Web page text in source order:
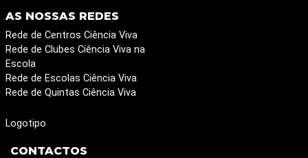
AS NOSSAS REDES
Rede de Centros Ciência Viva
Rede de Clubes Ciência Viva na
Escola
Rede de Escolas Ciência Viva
Rede de Quintas Ciência Viva
Logotipo
CONTACTOS